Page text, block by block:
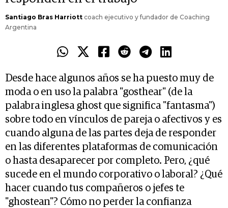
Santiago Bras Harriott coach ejecutivo y fundador de Coaching
Argentina
Desde hace algunos años se ha puesto muy de
moda o en uso la palabra "gosthear" (de la
palabra inglesa ghost que significa "fantasma")
sobre todo en vínculos de pareja o afectivos y es
cuando alguna de las partes deja de responder
en las diferentes plataformas de comunicación
o hasta desaparecer por completo. Pero, ¿qué
sucede en el mundo corporativo o laboral? ¿Qué
hacer cuando tus compañeros o jefes te
"ghostean"? Cómo no perder la confianza